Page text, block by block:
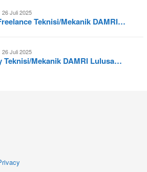
26 Juli 2025
Teknisi/Mekanik DAMRI…
26 Juli 2025
Teknisi/Mekanik DAMRI Lulusa…